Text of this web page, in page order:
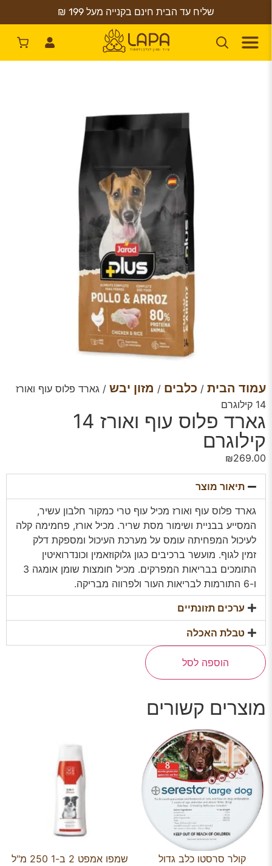
שליח עד הבית חינם בקנייה מעל 199 ₪
עמוד הבית / כלבים / מזון יבש / גארד פלוס עוף ואורז
14 קילוגרם
גארד פלוס עוף ואורז 14
קילוגרם
₪269.00
תיאור מוצר
גארד פלוס עוף ואורז מכיל עוף טרי כמקור חלבון עשיר,
המסייע בבניית ושימור מסת שריר. מכיל אורז, פחמימה קלה
לעיכול המפחיתה עומס על מערכת העיכול ומספקת דלק
זמין לגוף. מועשר ברכיבים כגון גלוקוזאמין וכונדרואיטין
התומכים בבריאות המפרקים. מכיל חומצות שומן אומגה 3
ו-6 התורמות לבריאות העור ולפרווה מבריקה.
ערכים תזונתיים
טבלת האכלה
הוספה לסל
מוצרים קשורים
קולר סרסטו כלב גדול
שמפו אמפט 2 ב-1 250 מ"ל